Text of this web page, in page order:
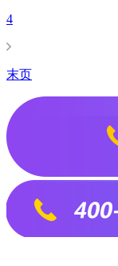
4
末页